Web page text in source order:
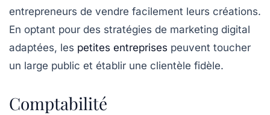
entrepreneurs de vendre facilement leurs créations.
En optant pour des stratégies de marketing digital
adaptées, les petites entreprises peuvent toucher
un large public et établir une clientèle fidèle.
Comptabilité